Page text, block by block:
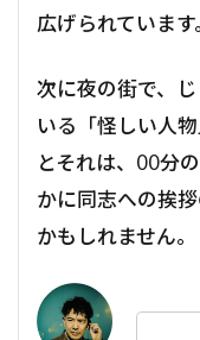
広げられています
次に夜の街で、
いる「怪しい人
とそれは、00分
かに同志への挨
かもしれません。